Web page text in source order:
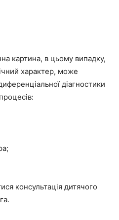
картина, в цьому випадку,
характер, може
діагностики
консультація дитячого